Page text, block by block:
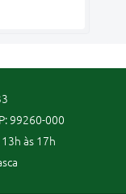
99260-000
às 17h